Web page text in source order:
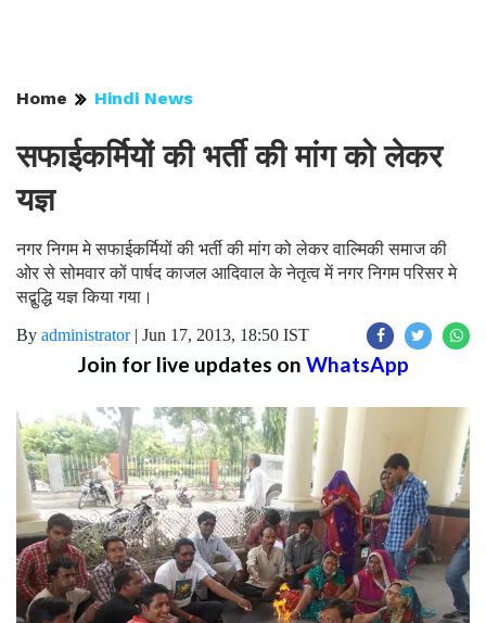
Home Hindi News
सफाईकर्मियों की भर्ती की मांग को लेकर
यज्ञ
नगर निगम मे सफाईकर्मियों की भर्ती की मांग को लेकर वाल्मिकी समाज की
ओर से सोमवार कों पार्षद काजल आदिवाल के नेतृत्व में नगर निगम परिसर मे
सद्बुद्धि यज्ञ किया गया।
By administrator| Jun 17, 2013, 18:50 IST
Join for live updates on WhatsApp